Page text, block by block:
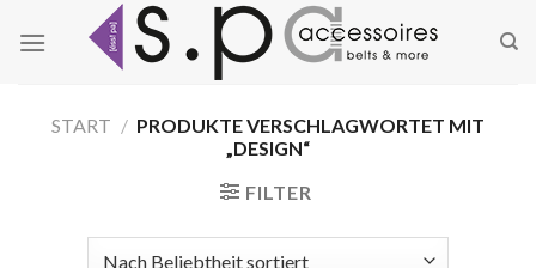
Inhalt
START / PRODUKTE VERSCHLAGWORTET MIT
„DESIGN“
FILTER